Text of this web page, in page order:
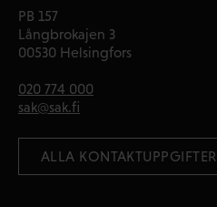
PB 157
Långbrokajen 3
00530 Helsingfors
020 774 000
sak@sak.fi
ALLA KONTAKTUPPGIFTER